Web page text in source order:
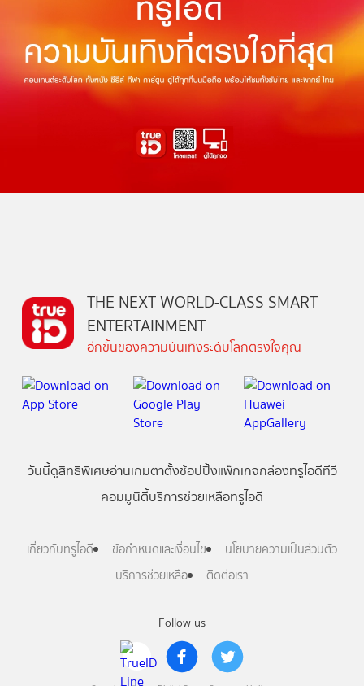
Follow us
THE NEXT WORLD-CLASS SMART
ENTERTAINMENT
อีกขั้นของความบันเทิงระดับโลกตรงใจคุณ
วันนี้ดูสิทธิพิเศษอ่านเกมตาตั้งช้อปปิ้งแพ็กเกจกล่องทรูไอดีทีวี
คอมมูนิตี้บริการช่วยเหลือทรูไอดี
เกี่ยวกับทรูไอดี ข้อกำหนดและเงื่อนไข
นโยบายความเป็นส่วนตัว
บริการช่วยเหลือ
ติดต่อเรา